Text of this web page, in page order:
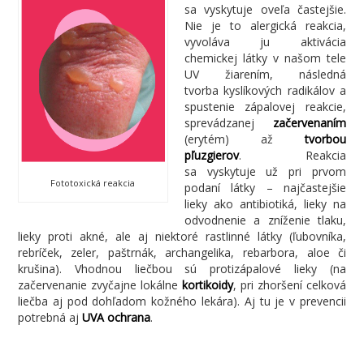
Fototoxická reakcia
sa vyskytuje oveľa častejšie.
Nie je to alergická reakcia,
vyvoláva ju aktivácia
chemickej látky v našom tele
UV žiarením, následná
tvorba kyslíkových radikálov a
spustenie zápalovej reakcie,
sprevádzanej začervenaním
(erytém) ažtvorbou
pľuzgierov. Reakcia
sa vyskytuje už pri prvom
podaní látky – najčastejšie
lieky ako antibiotiká, lieky na
odvodnenie a zníženie tlaku,
lieky proti akné, ale aj niektoré rastlinné látky (ľubovníka,
rebríček, zeler, paštrnák, archangelika, rebarbora, aloe či
krušina). Vhodnou liečbou sú protizápalové lieky (na
začervenanie zvyčajne lokálne kortikoidy, pri zhoršení celková
liečba aj pod dohľadom kožného lekára). Aj tu je v prevencii
potrebná aj UVA ochrana.